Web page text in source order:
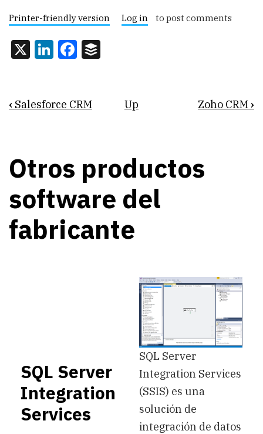
Printer-friendly version Log in to post comments
X LinkedIn
Facebook
Book
for
Microsoft
Dynamics
365
‹ Salesforce CRM Up Zoho CRM ›
Otros productos
software del
fabricante
SQL Server
Integration
Services
SQL Server
Integration Services
(SSIS) es una
solución de
integración de datos